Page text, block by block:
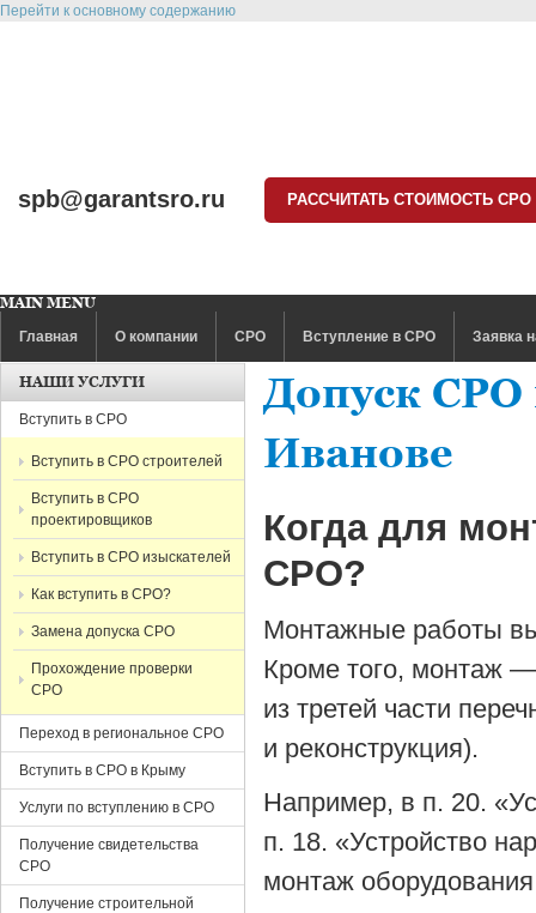
Перейти к основному содержанию
spb@garantsro.ru РАССЧИТАТЬ СТОИМОСТЬ СРО
MAIN MENU
Главная
О компании СРО Вступление в СРО Заявка
Допуск СРО
Иванове
Когда для
СРО?
Монтажные работы
Кроме того, монтаж
из третей части
и реконструкция).
Например, в п. 20.
п. 18. «Устройство
монтаж
НАШИ УСЛУГИ
Вступить в СРО
Вступить в СРО строителей
Вступить в СРО
проектировщиков
Вступить в СРО изыскателей
Как вступить в СРО?
Замена допуска СРО
Прохождение проверки
СРО
Переход в региональное СРО
Вступить в СРО в Крыму
Услуги по вступлению в СРО
Получение свидетельства
СРО
Получение строительной